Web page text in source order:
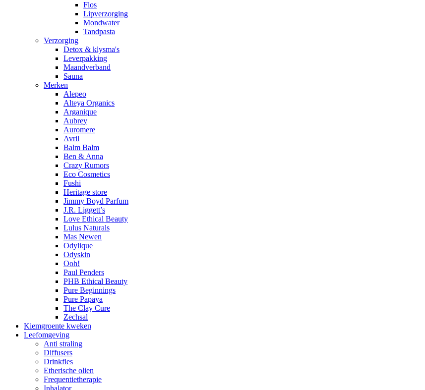
Flos
Lipverzorging
Mondwater
Tandpasta
Verzorging
Detox & klysma's
Leverpakking
Maandverband
Sauna
Merken
Alepeo
Alteya Organics
Arganique
Aubrey
Auromere
Avril
Balm Balm
Ben & Anna
Crazy Rumors
Eco Cosmetics
Fushi
Heritage store
Jimmy Boyd Parfum
J.R. Liggett’s
Love Ethical Beauty
Lulus Naturals
Mas Newen
Odylique
Odyskin
Ooh!
Paul Penders
PHB Ethical Beauty
Pure Beginnings
Pure Papaya
The Clay Cure
Zechsal
Kiemgroente kweken
Leefomgeving
Anti straling
Diffusers
Drinkfles
Etherische olien
Frequentietherapie
Inhalator